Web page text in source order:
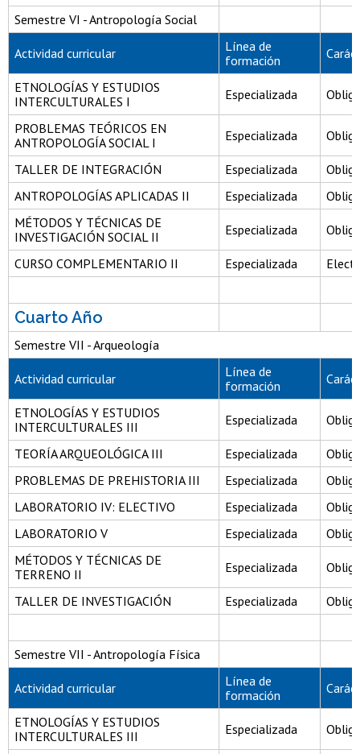
Semestre VI - Antropología Social
Actividad curricular
Línea de
formación
ETNOLOGÍAS Y ESTUDIOS
INTERCULTURALES I
Especializada
PROBLEMAS TEÓRICOS EN
ANTROPOLOGÍA SOCIAL I
Especializada
TALLER DE INTEGRACIÓN Especializada
ANTROPOLOGÍAS APLICADAS II
Especializada
MÉTODOS Y TÉCNICAS DE
INVESTIGACIÓN SOCIAL II
Especializada
CURSO COMPLEMENTARIO II Especializada
Cuarto Año
Semestre VII - Arqueología
Actividad curricular
Línea de
formación
ETNOLOGÍAS Y ESTUDIOS
INTERCULTURALES III
Especializada
TEORÍA ARQUEOLÓGICA III Especializada
PROBLEMAS DE PREHISTORIA III
Especializada
LABORATORIO IV: ELECTIVO
Especializada
LABORATORIO V
Especializada
MÉTODOS Y TÉCNICAS DE
TERRENO II
Especializada
TALLER DE INVESTIGACIÓN Especializada
Semestre VII - Antropología Física
Actividad curricular
Línea de
formación
ETNOLOGÍAS Y ESTUDIOS
INTERCULTURALES III
Especializada